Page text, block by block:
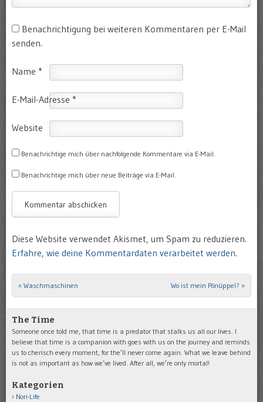
Benachrichtigung bei weiteren Kommentaren per E-Mail
senden.
Name *
E-Mail-Adresse *
Website
Benachrichtige mich über nachfolgende Kommentare via E-Mail.
Benachrichtige mich über neue Beiträge via E-Mail.
Diese Website verwendet Akismet, um Spam zu reduzieren.
Erfahre, wie deine Kommentardaten verarbeitet werden.
Post navigation
« Waschmaschinen Wo ist mein Pönüppel? »
The Time
Someone once told me, that time is a predator that stalks us all our lives. I
believe that time is a companion with goes with us on the journey and reminds
us to cherisch every moment, for the’ll never come again. What we leave behind
is not as important as how we’ve lived. After all, we’re only mortal!
Kategorien
Nori-Life